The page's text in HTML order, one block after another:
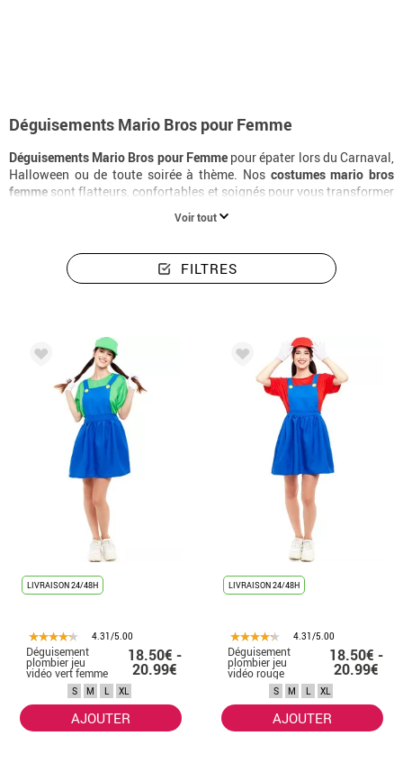
Déguisements Mario Bros pour Femme
Déguisements Mario Bros pour Femmepour épater lors du Carnaval,
Halloween ou de toute soirée à thème. Nos costumes mario bros
femme sont flatteurs, confortables et soignés pour vous transformer
en votre personnage préféré. Un
qualité, disponible du S au XXL, avec livraison rapide.
Voir tout
FILTRES
LIVRAISON 24/48H
4.31/5.00
Déguisement
plombier jeu
vidéo vert femme
18.50€ -
20.99€
S M L XL
AJOUTER
LIVRAISON 24/48H
4.31/5.00
Déguisement
plombier jeu
vidéo rouge
18.50€ -
20.99€
S M L XL
AJOUTER